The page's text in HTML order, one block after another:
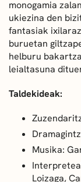
monogamia
ukiezina den
fantasiak
buruetan
helburu
leialtasuna
Taldekideak:
Musika:
Loizaga,